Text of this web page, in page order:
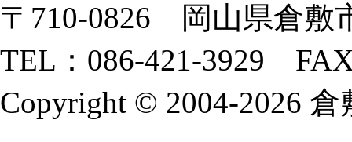
〒710-0826 岡山県倉敷
TEL：086-421-3929
Copyright © 2004-2026 倉